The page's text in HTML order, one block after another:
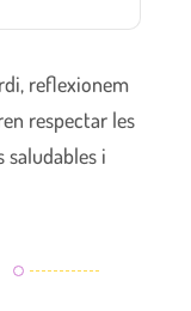
reflexionem
respectar les
i